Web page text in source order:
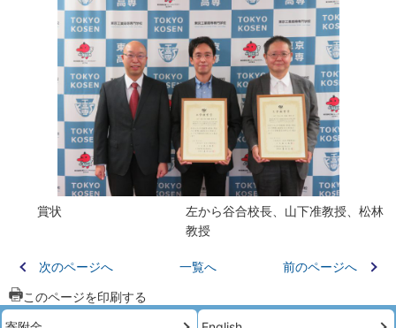
賞状 左から谷合校長、山下准教授、松林
教授
次のページへ 一覧へ
前のページへ
このページを印刷する